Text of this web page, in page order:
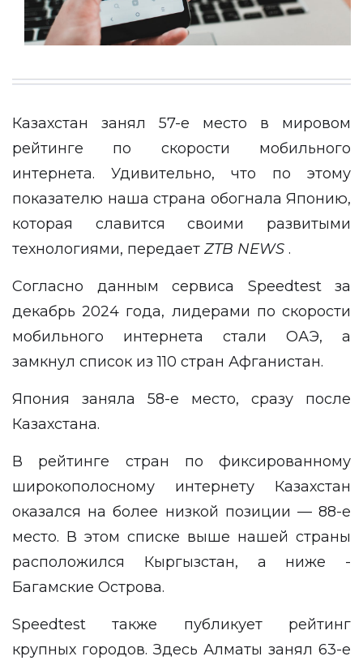
Казахстан занял 57-е место в мировом
рейтинге по скорости мобильного
интернета. Удивительно, что по этому
показателю наша страна обогнала Японию,
которая славится своими развитыми
технологиями, передает ZTB NEWS .
Согласно данным сервиса Speedtest за
декабрь 2024 года, лидерами по скорости
мобильного интернета стали ОАЭ, а
замкнул список из 110 стран Афганистан.
Япония заняла 58-е место, сразу после
Казахстана.
В рейтинге стран по фиксированному
широкополосному интернету Казахстан
оказался на более низкой позиции — 88-е
место. В этом списке выше нашей страны
расположился Кыргызстан, а ниже -
Багамские Острова.
Speedtest также публикует рейтинг
крупных городов. Здесь Алматы занял 63-е